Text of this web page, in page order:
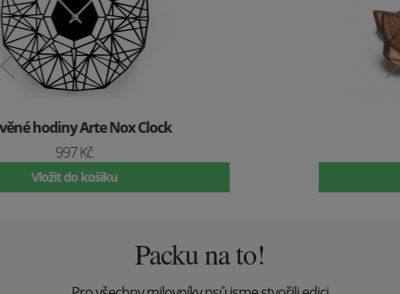
Dřevěné náušnice Liška
Packu na to!